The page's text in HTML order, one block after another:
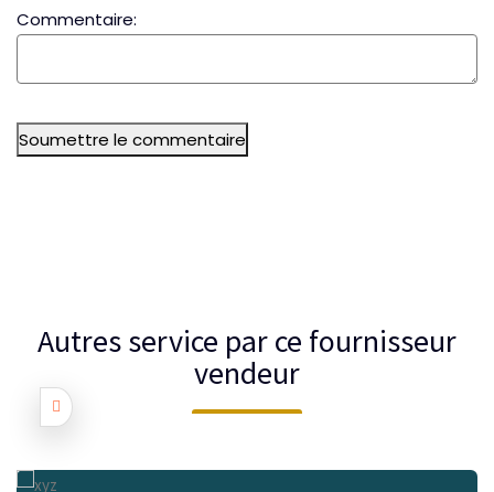
Commentaire:
Soumettre le commentaire
Autres service par ce fournisseur
vendeur